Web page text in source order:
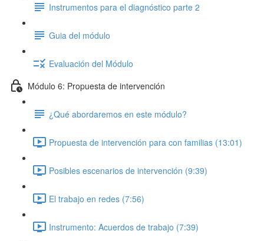
Instrumentos para el diagnóstico parte 2
Guia del módulo
Evaluación del Módulo
Módulo 6: Propuesta de intervención
¿Qué abordaremos en este módulo?
Propuesta de intervención para con familias (13:01)
Posibles escenarios de intervención (9:39)
El trabajo en redes (7:56)
Instrumento: Acuerdos de trabajo (7:39)